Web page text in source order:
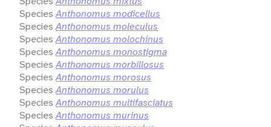
Species Anthonomus modicellus
Species Anthonomus moleculus
Species Anthonomus molochinus
Species Anthonomus monostigma
Species Anthonomus morbillosus
Species Anthonomus morosus
Species Anthonomus morulus
Species Anthonomus multifasciatus
Species Anthonomus murinus